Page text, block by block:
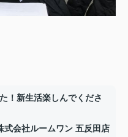
！新生活楽しんでくださ
式会社ルームワン 五反田店